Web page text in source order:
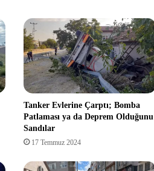
Tanker Evlerine Çarptı; Bomba
Patlaması ya da Deprem Olduğunu
Sandılar
17 Temmuz 2024